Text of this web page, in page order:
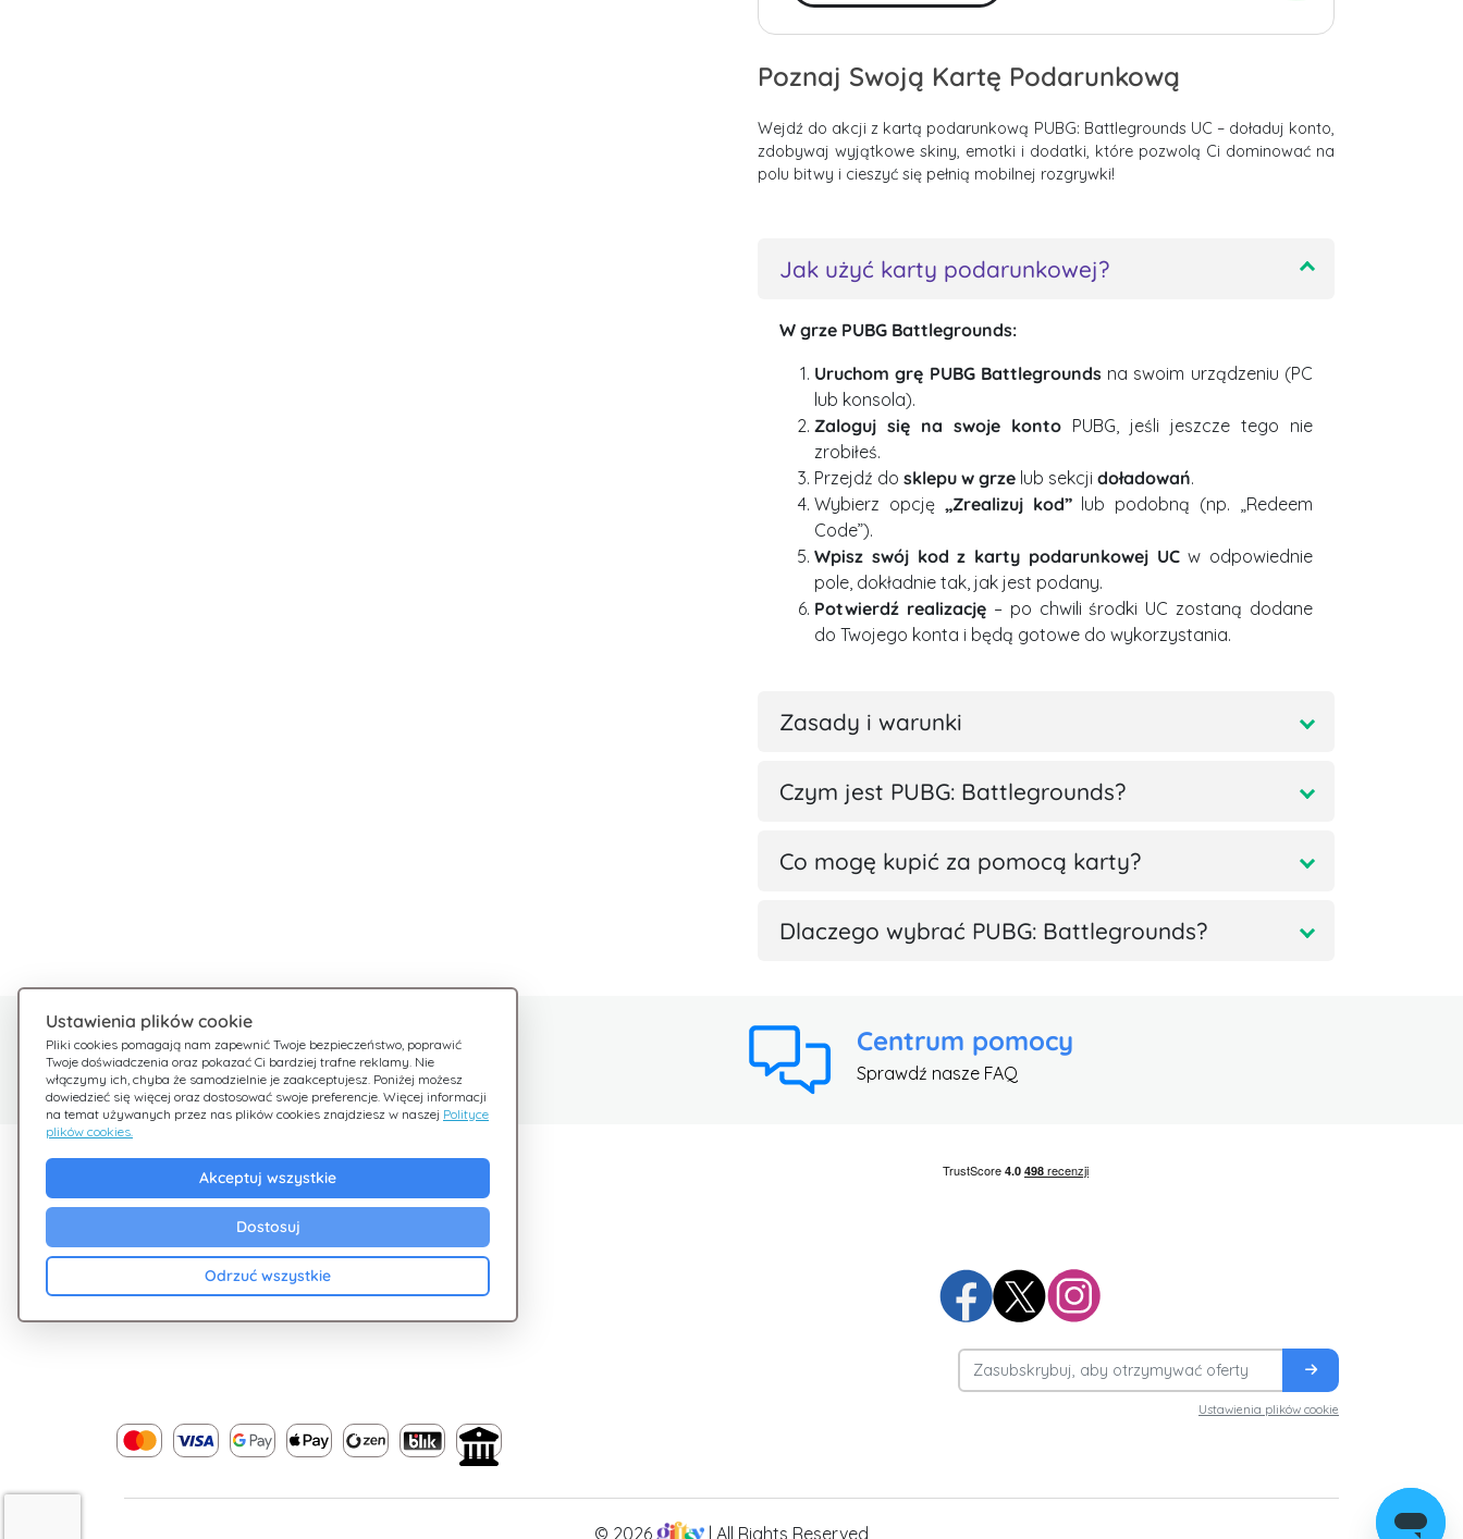
Poznaj Swoją Kartę Podarunkową
Wejdź do akcji z kartą podarunkową PUBG: Battlegrounds UC – doładuj konto,
zdobywaj wyjątkowe skiny, emotki i dodatki, które pozwolą Ci dominować na
polu bitwy i cieszyć się pełnią mobilnej rozgrywki!
Jak użyć karty podarunkowej?
W grze PUBG Battlegrounds:
Uruchom grę PUBG Battlegroundsna swoim urządzeniu (PC
lub konsola).
Zaloguj się na swoje konto PUBG, jeśli jeszcze tego nie
zrobiłeś.
Przejdź do sklepu w grze lub sekcji doładowań.
Wybierz opcję „Zrealizuj kod”lub podobną (np. „Redeem
Code”).
Wpisz swój kod z karty podarunkowej UCw odpowiednie
pole, dokładnie tak, jak jest podany.
Potwierdź realizację– po chwili środki UC zostaną dodane
do Twojego konta i będą gotowe do wykorzystania.
Zasady i warunki
Czym jest PUBG: Battlegrounds?
Co mogę kupić za pomocą karty?
Dlaczego wybrać PUBG: Battlegrounds?
Ustawienia plików cookie
Pliki cookies pomagają nam zapewnić Twoje bezpieczeństwo, poprawić
Twoje doświadczenia oraz pokazać Ci bardziej trafne reklamy. Nie
włączymy ich, chyba że samodzielnie je zaakceptujesz. Poniżej możesz
dowiedzieć się więcej oraz dostosować swoje preferencje. Więcej informacji
na temat używanych przez nas plików cookies znajdziesz w naszej Polityce
plików cookies.
Akceptuj wszystkie
Dostosuj
Odrzuć wszystkie
Potrzebujesz pomocy?
Jesteśmy tu dla Ciebie
Centrum pomocy
Sprawdź nasze FAQ
Odkryj Giftsy
Promocje
Firma
Zasady i warunki
Polityka Prywatności
Ustawienia plików cookie
© 2026 | All Rights Reserved